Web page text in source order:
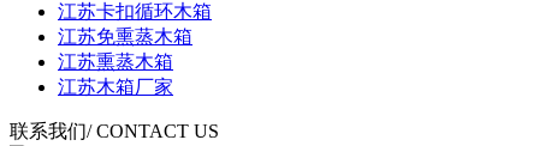
江苏卡扣循环木箱
江苏免熏蒸木箱
江苏熏蒸木箱
江苏木箱厂家
联系我们/ CONTACT US